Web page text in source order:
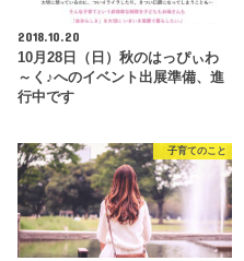
2018.10.20
10月28日（日）秋のはっぴぃわ
～く♪へのイベント出展準備、進
行中です
子育てのこと